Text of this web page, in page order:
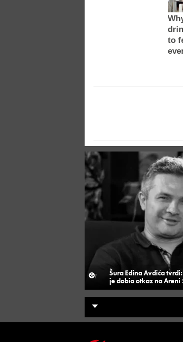
Šura Edina Avdića
je dobio otkaz na Areni